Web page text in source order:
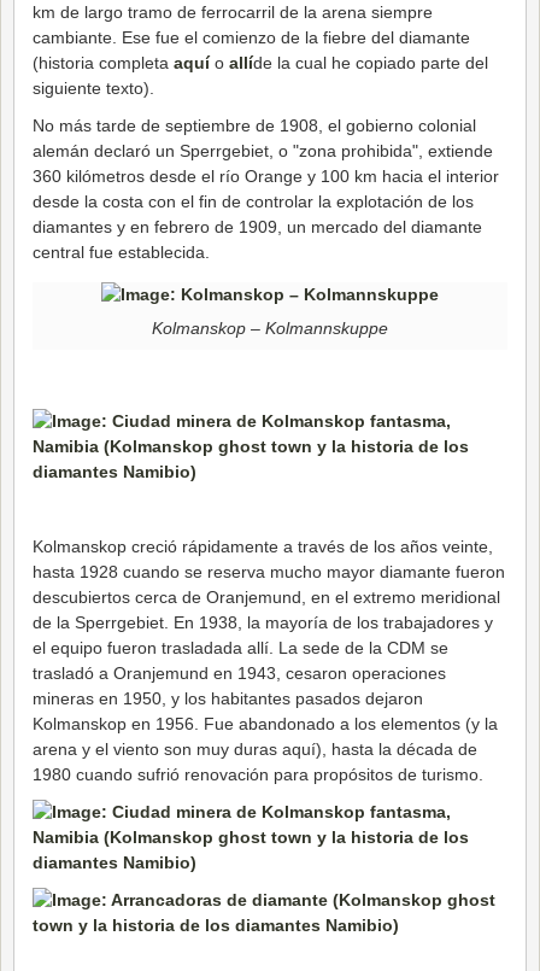
km de largo tramo de ferrocarril de la arena siempre
cambiante. Ese fue el comienzo de la fiebre del diamante
(historia completa aquío allíde la cual he copiado parte del
siguiente texto).
No más tarde de septiembre de 1908, el gobierno colonial
alemán declaró un Sperrgebiet, o "zona prohibida", extiende
360 kilómetros desde el río Orange y 100 km hacia el interior
desde la costa con el fin de controlar la explotación de los
diamantes y en febrero de 1909, un mercado del diamante
central fue establecida.
Kolmanskop – Kolmannskuppe
Kolmanskop creció rápidamente a través de los años veinte,
hasta 1928 cuando se reserva mucho mayor diamante fueron
descubiertos cerca de Oranjemund, en el extremo meridional
de la Sperrgebiet. En 1938, la mayoría de los trabajadores y
el equipo fueron trasladada allí. La sede de la CDM se
trasladó a Oranjemund en 1943, cesaron operaciones
mineras en 1950, y los habitantes pasados dejaron
Kolmanskop en 1956. Fue abandonado a los elementos (y la
arena y el viento son muy duras aquí), hasta la década de
1980 cuando sufrió renovación para propósitos de turismo.